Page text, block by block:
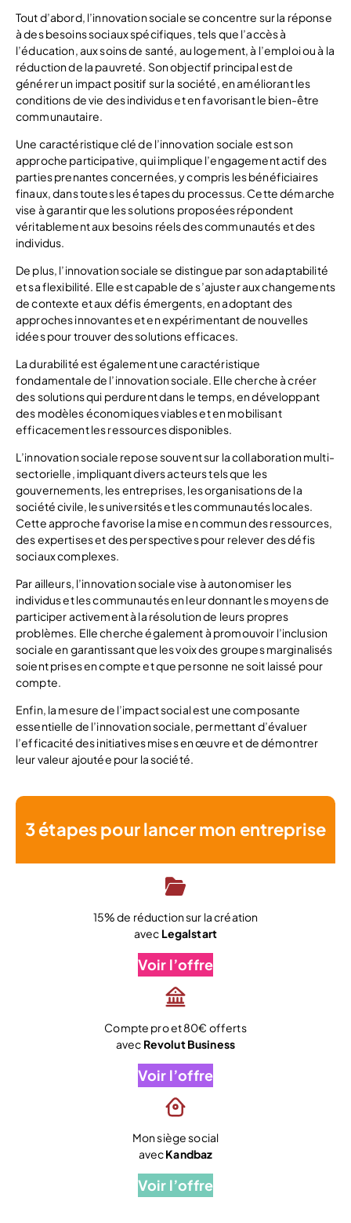
Tout d’abord, l’innovation sociale se concentre sur la réponse
à des besoins sociaux spécifiques, tels que l’accès à
l’éducation, aux soins de santé, au logement, à l’emploi ou à la
réduction de la pauvreté. Son objectif principal est de
générer un impact positif sur la société, en améliorant les
conditions de vie des individus et en favorisant le bien-être
communautaire.
Une caractéristique clé de l’innovation sociale est son
approche participative, qui implique l’engagement actif des
parties prenantes concernées, y compris les bénéficiaires
finaux, dans toutes les étapes du processus. Cette démarche
vise à garantir que les solutions proposées répondent
véritablement aux besoins réels des communautés et des
individus.
De plus, l’innovation sociale se distingue par son adaptabilité
et sa flexibilité. Elle est capable de s’ajuster aux changements
de contexte et aux défis émergents, en adoptant des
approches innovantes et en expérimentant de nouvelles
idées pour trouver des solutions efficaces.
La durabilité est également une caractéristique
fondamentale de l’innovation sociale. Elle cherche à créer
des solutions qui perdurent dans le temps, en développant
des modèles économiques viables et en mobilisant
efficacement les ressources disponibles.
L’innovation sociale repose souvent sur la collaboration multi-
sectorielle, impliquant divers acteurs tels que les
gouvernements, les entreprises, les organisations de la
société civile, les universités et les communautés locales.
Cette approche favorise la mise en commun des ressources,
des expertises et des perspectives pour relever des défis
sociaux complexes.
Par ailleurs, l’innovation sociale vise à autonomiser les
individus et les communautés en leur donnant les moyens de
participer activement à la résolution de leurs propres
problèmes. Elle cherche également à promouvoir l’inclusion
sociale en garantissant que les voix des groupes marginalisés
soient prises en compte et que personne ne soit laissé pour
compte.
Enfin, la mesure de l’impact social est une composante
essentielle de l’innovation sociale, permettant d’évaluer
l’efficacité des initiatives mises en œuvre et de démontrer
leur valeur ajoutée pour la société.
3 étapes pour lancer mon entreprise
15% de réduction sur la création
avec Legalstart
Voir l’offre
Compte pro et 80€ offerts
avec Revolut Business
Voir l’offre
Mon siège social
avecKandbaz
Voir l’offre